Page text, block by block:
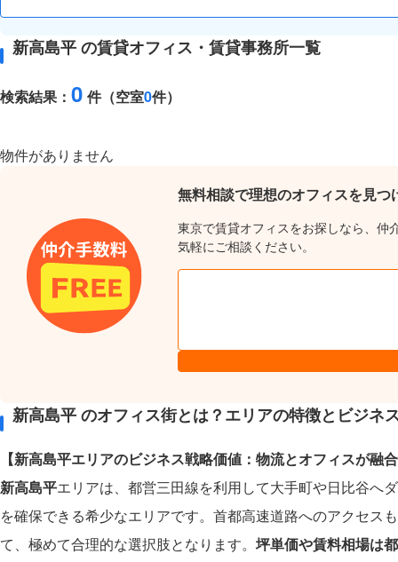
新高島平 の賃貸オフィス・賃貸事務所一覧
検索結果： 0 件（空室0件）
物件がありません
無料相談で理想のオフィスを見つ
東京で賃貸オフィスをお探しなら、仲
気軽にご相談ください。
新高島平 のオフィス街とは？エリアの特徴とビジネ
【新高島平エリアのビジネス戦略価値：物流とオフィスが融
新高島平エリアは、都営三田線を利用して大手町や日比谷へ
を確保できる希少なエリアです。首都高速道路へのアクセス
て、極めて合理的な選択肢となります。 坪単価や賃料相場は